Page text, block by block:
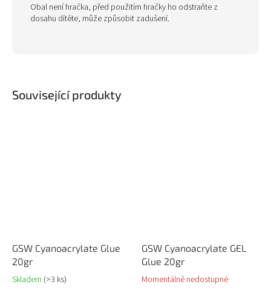
Související produkty
GSW Cyanoacrylate Glue
20gr
Skladem (>3 ks)
GSW Cyanoacrylate GEL
Glue 20gr
Momentálně nedostupné
Obal není hračka, před použitím hračky ho odstraňte z
dosahu dítěte, může způsobit zadušení.